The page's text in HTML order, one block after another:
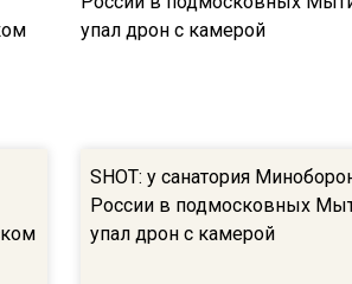
SHOT: у санатория
России в подмосковных
упал дрон с камерой